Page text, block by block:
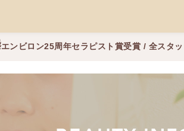
エンビロン25周年セラピスト賞受賞 / 全スタ